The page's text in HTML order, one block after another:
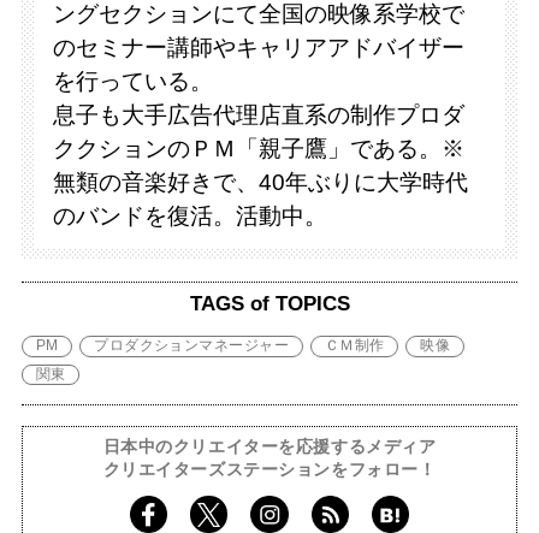
ングセクションにて全国の映像系学校で
のセミナー講師やキャリアアドバイザー
を行っている。
息子も大手広告代理店直系の制作プロダ
ククションのＰＭ「親子鷹」である。※
無類の音楽好きで、40年ぶりに大学時代
のバンドを復活。活動中。
TAGS of TOPICS
PM プロダクションマネージャー ＣＭ制作
映像
関東
日本中のクリエイターを応援するメディア
クリエイターズステーションをフォロー！